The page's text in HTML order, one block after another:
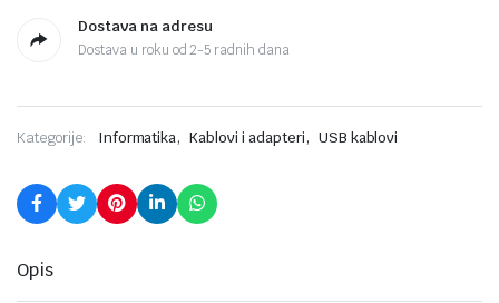
Dostava na adresu
Dostava u roku od 2-5 radnih dana
Kategorije: Informatika, Kablovi i adapteri, USB kablovi
Opis